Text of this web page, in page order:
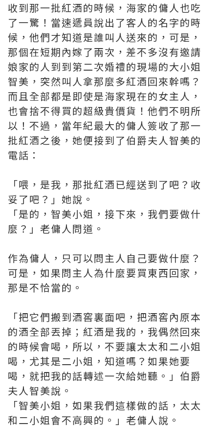
收到那一批紅酒的時候，海家的傭人也吃
了一驚！當速遞員說出了客人的名字的時
候，他們才知道是誰叫人送來的，可是，
那個在短期內嫁了兩次，差不多沒有邀請
娘家的人到到第二次婚禮的現場的大小姐
智美，突然叫人拿那麼多紅酒回來幹嗎？
而且全部都是即使是海家現在的女主人，
也會捨不得買的超級貴價貨！他們不明所
以！不過，當年紀最大的傭人簽收了那一
批紅酒之後，她便接到了伯爵夫人智美的
電話：
「喂，是我，那批紅酒已經送到了吧？收
妥了吧？」她說。
「是的，智美小姐，接下來，我們要做什
麼？」老傭人問道。
作為傭人，只可以問主人自己要做什麼？
可是，如果問主人為什麼要買東西回家，
那是不恰當的。
「把它們搬到酒窖裏面吧，把酒窖內原本
的酒全部丟掉；紅酒是我的，我偶然回來
的時候會喝，所以，不要讓太太和二小姐
喝，尤其是二小姐，知道嗎？如果她要
喝，就把我的話轉述一次給她聽。」伯爵
夫人智美說。
「智美小姐，如果我們這樣做的話，太太
和二小姐會不高興的。」老傭人說。